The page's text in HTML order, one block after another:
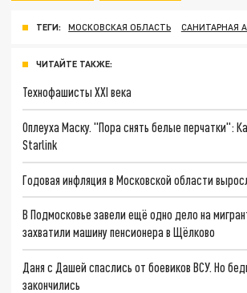
ТЕГИ: МОСКОВСКАЯ ОБЛАСТЬ САНИТАРНАЯ
ЧИТАЙТЕ ТАКЖЕ:
Технофашисты XXI века
Оплеуха Маску. "Пора снять белые перчатки":
Starlink
Годовая инфляция в Московской области
В Подмосковье завели ещё одно дело на
захватили машину пенсионера в Щёлково
Даня с Дашей спаслись от боевиков ВСУ. Но
закончились